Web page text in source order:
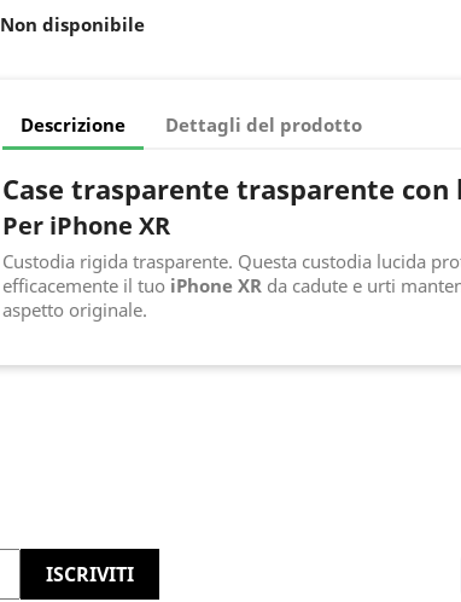
Non disponibile
Descrizione Dettagli del prodotto
Case trasparente trasparente con
Per iPhone XR
Custodia rigida trasparente. Questa custodia lucida
efficacemente il tuo iPhone XR da cadute e urti
aspetto originale.